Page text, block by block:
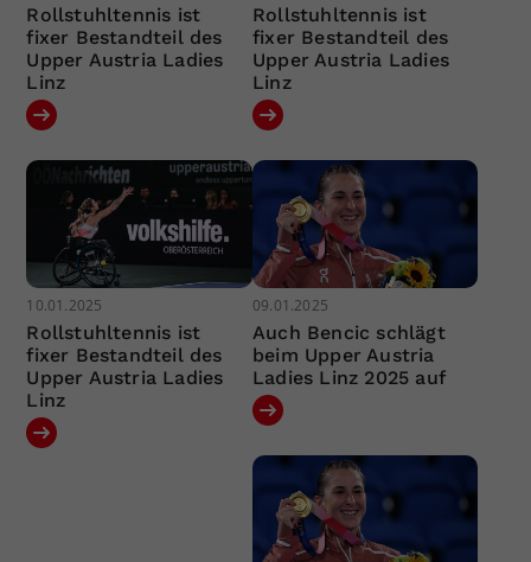
Rollstuhltennis ist
fixer Bestandteil des
Upper Austria Ladies
Linz
Rollstuhltennis ist
fixer Bestandteil des
Upper Austria Ladies
Linz
10.01.2025
Rollstuhltennis ist
fixer Bestandteil des
Upper Austria Ladies
Linz
09.01.2025
Auch Bencic schlägt
beim Upper Austria
Ladies Linz 2025 auf